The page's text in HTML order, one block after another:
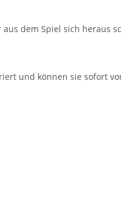
dem Spiel sich heraus
und können sie sofort